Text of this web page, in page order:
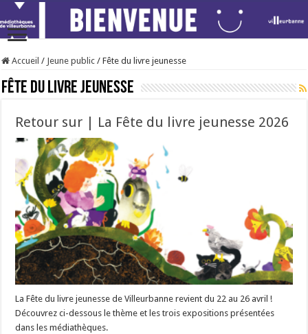
Accueil / Jeune public / Fête du livre jeunesse
Fête du livre jeunesse
Retour sur | La Fête du livre jeunesse 2026
La Fête du livre jeunesse de Villeurbanne revient du 22 au 26 avril !
Découvrez ci-dessous le thème et les trois expositions présentées
dans les médiathèques.